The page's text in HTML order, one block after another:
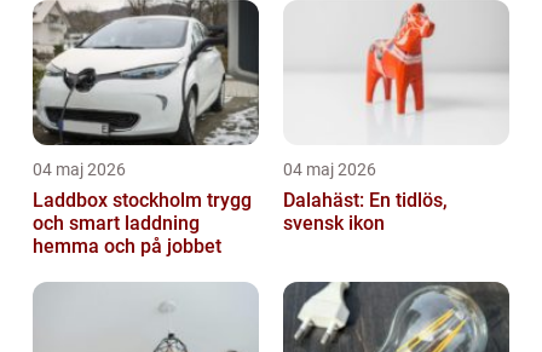
04 maj 2026
Laddbox stockholm trygg
och smart laddning
hemma och på jobbet
04 maj 2026
Dalahäst: En tidlös,
svensk ikon